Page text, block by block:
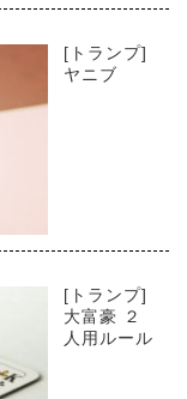
[トランプ]
ヤニブ
[トランプ]
大富豪 ２
人用ルール